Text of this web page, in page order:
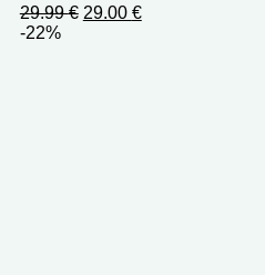
29.99€ Ursprünglicher
29.00 €Aktueller
-22%